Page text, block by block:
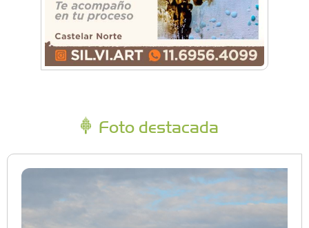
Foto destacada